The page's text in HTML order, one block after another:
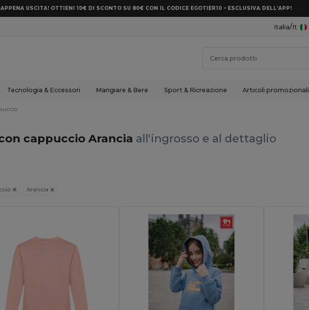
USCITA! OTTIENI 10€ DI SCONTO SU 80€ CON IL CODICE EGOTIER10 – ESCLUSIVA DELL’APP!
Italia/It
Tecnologia & Eccessori Mangiare & Bere Sport & Ricreazione Articoli promozionali
cappuccio Arancia all'ingrosso e al dettaglio
Arancia